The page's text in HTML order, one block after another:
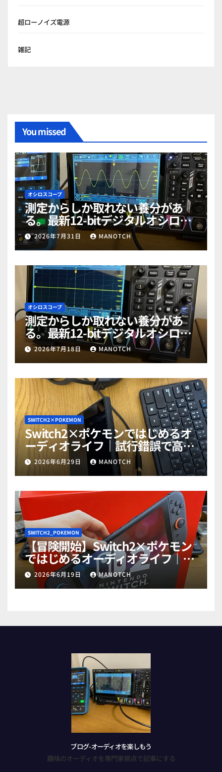
超ローノイズ電源
雑記
You missed
オシロスコープ
測定からしか取れない養分があ
る。最新12-bitデジタルオシロス
コープ「RIGOL MHO984」で勉強
だぜ！part2
2026年7月31日 MANOTCH
オシロスコープ
測定からしか取れない養分があ
る。最新12-bitデジタルオシロス
コープ「RIGOL MHO984」で勉強
だぜ！part1
2026年7月18日 MANOTCH
SWITCH2×POKEMON
Switch2×ポケモンではじめるオ
ーディオライフ｜試行錯誤で高音
質ゲットだぜ！part2
2026年6月29日 MANOTCH
SWITCH2_POKEMON
【冒険開始】Switch2×ポケモン
ではじめるオーディオライフ｜試
行錯誤で高音質ゲットだぜ！
part1
2026年6月19日 MANOTCH
ブログ-オーディオを楽しもう
趣味のオーディオを専門家視点で記事にする